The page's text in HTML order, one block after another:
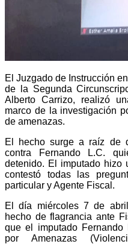
El Juzgado de Instrucción
de la Segunda
Alberto Carrizo, realizó
marco de la investigación
de amenazas.
El hecho surge a raíz de
contra Fernando L.C.
detenido. El imputado hizo
contestó todas las
particular y Agente Fiscal.
El día miércoles 7 de
hecho de flagrancia ante
que el imputado Fernando
por Amenazas